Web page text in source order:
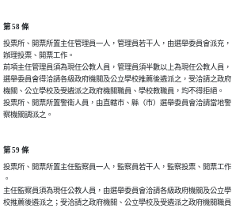
第 58 條
投票所、開票所置主任管理員一人，管理員若干人，由選舉委員會派充，
辦理投票、開票工作。
前項主任管理員須為現任公教人員，管理員須半數以上為現任公教人員，
選舉委員會得洽請各級政府機關及公立學校推薦後遴派之，受洽請之政府
機關、公立學校及受遴派之政府機關職員、學校教職員，均不得拒絕。
投票所、開票所置警衛人員，由直轄市、縣（市）選舉委員會洽請當地警
察機關調派之。
第 59 條
投票所、開票所置主任監察員一人，監察員若干人，監察投票、開票工作
。
主任監察員須為現任公教人員，由選舉委員會洽請各級政府機關及公立學
校推薦後遴派之；受洽請之政府機關、公立學校及受遴派之政府機關職員